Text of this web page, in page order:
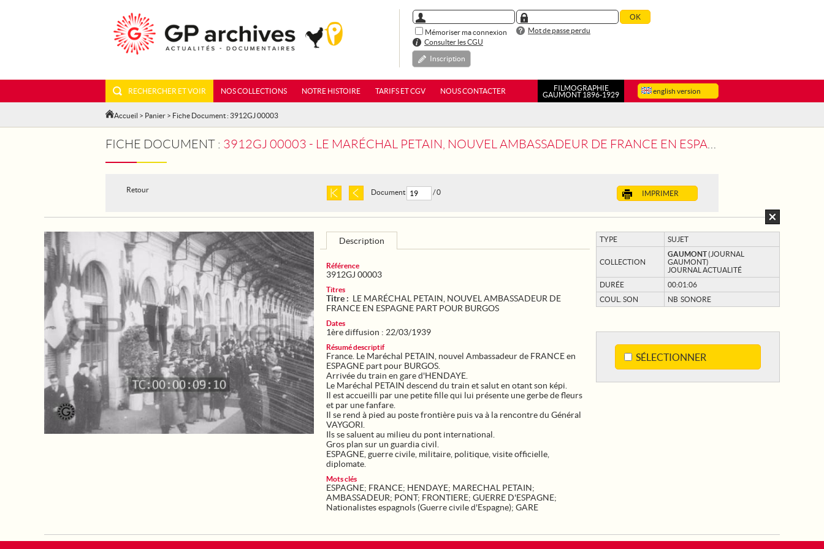
Mémoriser ma connexion
Mot de passe perdu
Consulter les CGU
Inscription
english version
RECHERCHER ET VOIR NOS COLLECTIONS NOTRE HISTOIRE TARIFS ET CGV NOUS CONTACTER
FILMOGRAPHIE
GAUMONT 1896-1929
Accueil > Panier > Fiche Document : 3912GJ 00003
FICHE DOCUMENT : 3912GJ 00003 - LE MARÉCHAL PETAIN, NOUVEL AMBASSADEUR DE FRANCE EN ESPAGNE PART POUR BURGOS
Retour IMPRIMER
Document / 0
TYPE SUJET
COLLECTION
GAUMONT(JOURNAL
GAUMONT)
JOURNAL ACTUALITÉ
DURÉE
00:01:06
COUL. SON
NB SONORE
SÉLECTIONNER
Description
Référence
3912GJ 00003
Titres
Titre : LE MARÉCHAL PETAIN, NOUVEL AMBASSADEUR DE
FRANCE EN ESPAGNE PART POUR BURGOS
Dates
1ère diffusion : 22/03/1939
Résumé descriptif
France. Le Maréchal PETAIN, nouvel Ambassadeur de FRANCE en
ESPAGNE part pour BURGOS.
Arrivée du train en gare d'HENDAYE.
Le Maréchal PETAIN descend du train et salut en otant son képi.
Il est accueilli par une petite fille qui lui présente une gerbe de fleurs
et par une fanfare.
Il se rend à pied au poste frontière puis va à la rencontre du Général
VAYGORI.
Ils se saluent au milieu du pont international.
Gros plan sur un guardia civil.
ESPAGNE, guerre civile, militaire, politique, visite officielle,
diplomate.
Mots clés
ESPAGNE; FRANCE; HENDAYE; MARECHAL PETAIN;
AMBASSADEUR; PONT; FRONTIERE; GUERRE D'ESPAGNE;
Nationalistes espagnols (Guerre civile d'Espagne); GARE